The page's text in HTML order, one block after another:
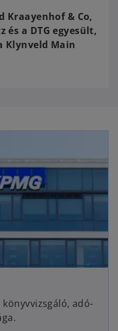
Kraayenhof & Co,
a DTG egyesült,
Klynveld Main
adó-